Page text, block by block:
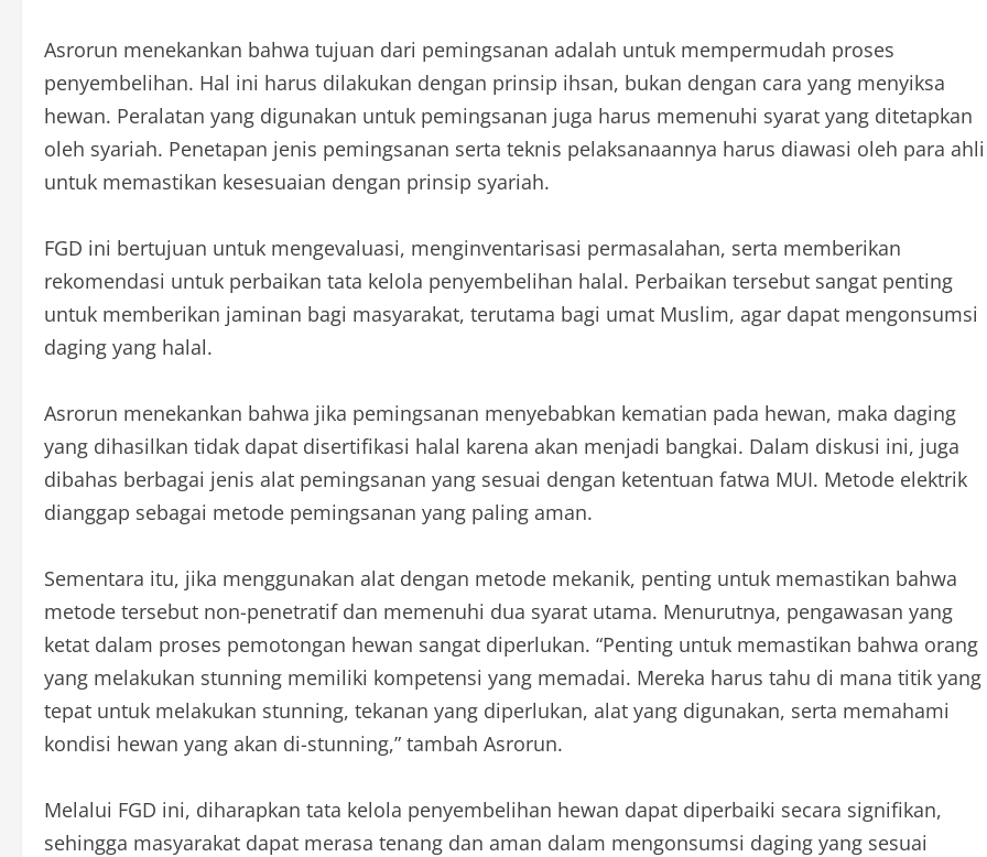
Asrorun menekankan bahwa tujuan dari pemingsanan adalah untuk mempermudah proses
penyembelihan. Hal ini harus dilakukan dengan prinsip ihsan, bukan dengan cara yang menyiksa
hewan. Peralatan yang digunakan untuk pemingsanan juga harus memenuhi syarat yang ditetapkan
oleh syariah. Penetapan jenis pemingsanan serta teknis pelaksanaannya harus diawasi oleh para ahli
untuk memastikan kesesuaian dengan prinsip syariah.
FGD ini bertujuan untuk mengevaluasi, menginventarisasi permasalahan, serta memberikan
rekomendasi untuk perbaikan tata kelola penyembelihan halal. Perbaikan tersebut sangat penting
untuk memberikan jaminan bagi masyarakat, terutama bagi umat Muslim, agar dapat mengonsumsi
daging yang halal.
Asrorun menekankan bahwa jika pemingsanan menyebabkan kematian pada hewan, maka daging
yang dihasilkan tidak dapat disertifikasi halal karena akan menjadi bangkai. Dalam diskusi ini, juga
dibahas berbagai jenis alat pemingsanan yang sesuai dengan ketentuan fatwa MUI. Metode elektrik
dianggap sebagai metode pemingsanan yang paling aman.
Sementara itu, jika menggunakan alat dengan metode mekanik, penting untuk memastikan bahwa
metode tersebut non-penetratif dan memenuhi dua syarat utama. Menurutnya, pengawasan yang
ketat dalam proses pemotongan hewan sangat diperlukan. “Penting untuk memastikan bahwa orang
yang melakukan stunning memiliki kompetensi yang memadai. Mereka harus tahu di mana titik yang
tepat untuk melakukan stunning, tekanan yang diperlukan, alat yang digunakan, serta memahami
kondisi hewan yang akan di-stunning,” tambah Asrorun.
Melalui FGD ini, diharapkan tata kelola penyembelihan hewan dapat diperbaiki secara signifikan,
sehingga masyarakat dapat merasa tenang dan aman dalam mengonsumsi daging yang sesuai